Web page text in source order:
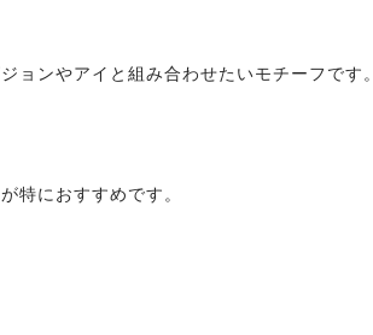
ョンやアイと組み合わせたいモチーフです。
特におすすめです。